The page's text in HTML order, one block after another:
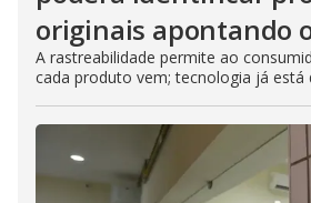
originais apontando
A rastreabilidade permite ao
cada produto vem; tecnologia já está